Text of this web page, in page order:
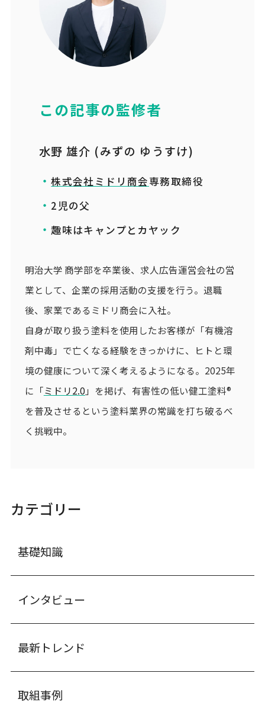
この記事の監修者
水野 雄介 (みずの ゆうすけ)
株式会社ミドリ商会専務取締役
2児の父
趣味はキャンプとカヤック
明治大学 商学部を卒業後、求人広告運営会社の営
業として、企業の採用活動の支援を行う。退職
後、家業であるミドリ商会に入社。
自身が取り扱う塗料を使用したお客様が「有機溶
剤中毒」で亡くなる経験をきっかけに、ヒトと環
境の健康について深く考えるようになる。2025年
に「ミドリ2.0 」を掲げ、有害性の低い健工塗料®
を普及させるという塗料業界の常識を打ち破るべ
く挑戦中。
カテゴリー
基礎知識
インタビュー
最新トレンド
取組事例